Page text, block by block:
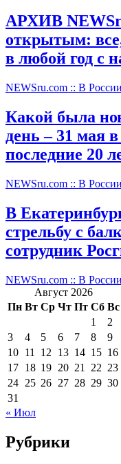
АРХИВ
открытым:
в любой год с
NEWSru.com :: В России
Какой была
день – 31 мая
последние 20
NEWSru.com :: В России
В
стрельбу с
сотрудник
NEWSru.com :: В России
Август 2026
Пн Вт Ср Чт Пт Сб Вс
1
2
3
4 5 6 7 8
9
10 11 12 13 14 15 16
17 18 19 20 21 22 23
24 25 26 27 28 29 30
31
« Июл
Рубрики